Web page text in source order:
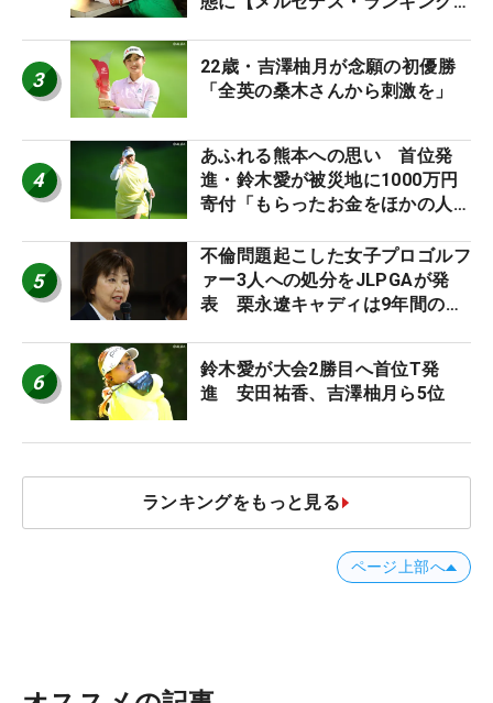
3
22歳・吉澤柚月が念願の初優勝
「全英の桑木さんから刺激を」
4
あふれる熊本への思い 首位発
進・鈴木愛が被災地に1000万円
寄付「もらったお金をほかの人
5
不倫問題起こした女子プロゴルフ
ァー3人への処分をJLPGAが発
表 栗永遼キャディは9年間の立
6
鈴木愛が大会2勝目へ首位T発
進 安田祐香、吉澤柚月ら5位
ランキングをもっと見る
ページ上部へ